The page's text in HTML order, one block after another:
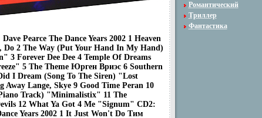
Pearce The Dance Years 2002 1 Heaven
Do 2 The Way (Put Your Hand In My Hand)
3 Forever Dee Dee 4 Temple Of Dreams
5 The Theme Юрген Вриэс 6 Southern
I Dream (Song To The Siren) "Lost
Lange, Skye 9 Good Time Peran 10
Track) "Minimalistix" 11 The
12 What Ya Got 4 Me "Signum" CD2:
Years 2002 1 It Just Won't Do Тим
Романтический
Триллер
Фантастика